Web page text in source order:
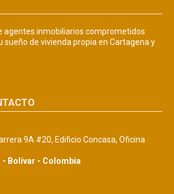
agentes inmobiliarios comprometidos
sueño de vivienda propia en Cartagena y
9A #20, Edificio Concasa, Oficina
- Bolívar - Colombia